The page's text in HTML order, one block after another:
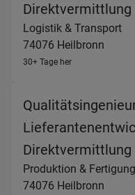
Direktvermittlung
Logistik & Transport
74076 Heilbronn
30+ Tage her
Direktvermittlung
Produktion & Fertigung
74076 Heilbronn